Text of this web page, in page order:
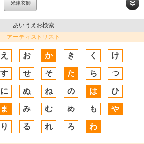
米津玄師
あいうえお検索
アーティストリスト
え お か き く け
す せ そ た ち つ
に ぬ ね の は ひ
ま み む め も や
り る れ ろ わ